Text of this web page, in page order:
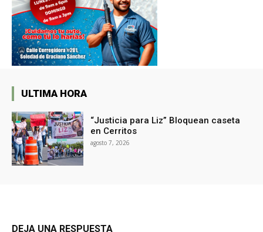
ULTIMA HORA
“Justicia para Liz” Bloquean caseta
en Cerritos
agosto 7, 2026
DEJA UNA RESPUESTA